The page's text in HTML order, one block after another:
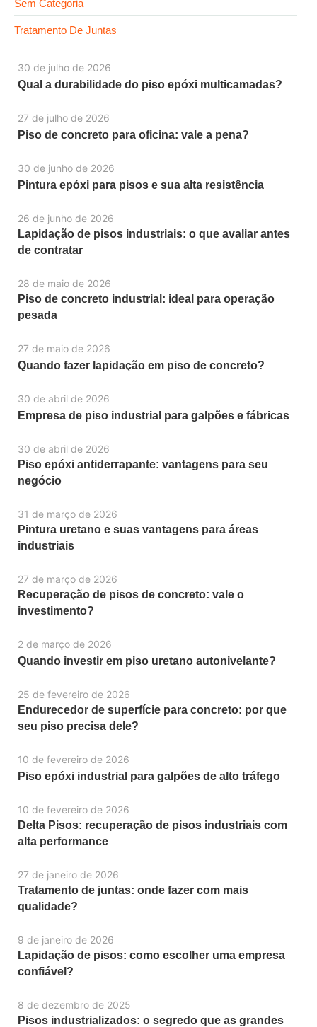
30 de julho de 2026
Qual a durabilidade do piso epóxi multicamadas?
27 de julho de 2026
Piso de concreto para oficina: vale a pena?
30 de junho de 2026
Pintura epóxi para pisos e sua alta resistência
26 de junho de 2026
Lapidação de pisos industriais: o que avaliar antes
de contratar
28 de maio de 2026
Piso de concreto industrial: ideal para operação
pesada
27 de maio de 2026
Quando fazer lapidação em piso de concreto?
30 de abril de 2026
Empresa de piso industrial para galpões e fábricas
30 de abril de 2026
Piso epóxi antiderrapante: vantagens para seu
negócio
31 de março de 2026
Pintura uretano e suas vantagens para áreas
industriais
27 de março de 2026
Recuperação de pisos de concreto: vale o
investimento?
2 de março de 2026
Quando investir em piso uretano autonivelante?
25 de fevereiro de 2026
Endurecedor de superfície para concreto: por que
seu piso precisa dele?
10 de fevereiro de 2026
Piso epóxi industrial para galpões de alto tráfego
10 de fevereiro de 2026
Delta Pisos: recuperação de pisos industriais com
alta performance
27 de janeiro de 2026
Tratamento de juntas: onde fazer com mais
qualidade?
9 de janeiro de 2026
Lapidação de pisos: como escolher uma empresa
confiável?
8 de dezembro de 2025
Pisos industrializados: o segredo que as grandes
Sem Categoria
Tratamento De Juntas